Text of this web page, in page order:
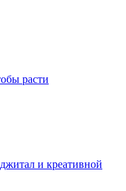
расти
и креативной